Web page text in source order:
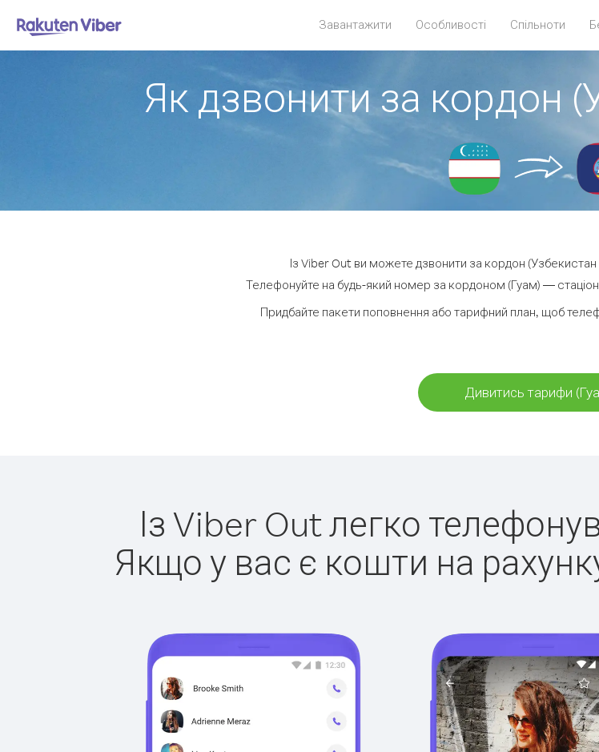
Завантажити Особливості Спільноти
Як дзвонити за кордон
Із Viber Out ви можете дзвонити за кордон
Телефонуйте на будь-який номер за кордоном (Гуам) —
Придбайте пакети поповнення або тарифний план, щоб
Дивитись тарифи
Із Viber Out легко
Якщо у вас є кошти на